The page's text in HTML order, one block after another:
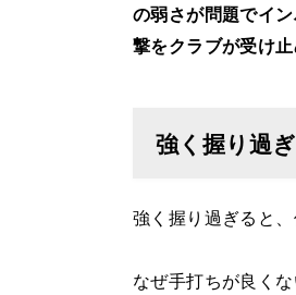
の弱さが問題でイ
撃をクラブが受け
強く握り過
強く握り過ぎると
なぜ手打ちが良く